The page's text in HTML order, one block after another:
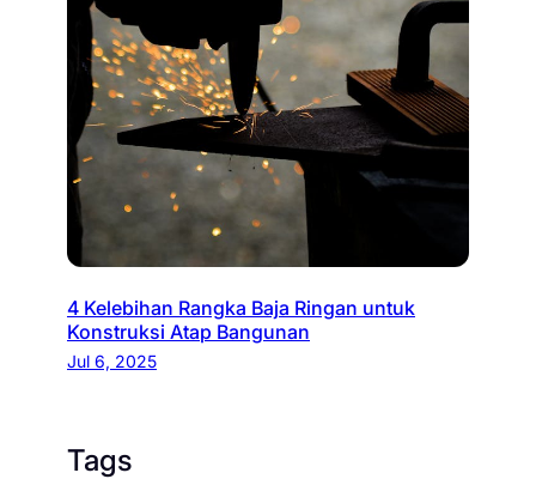
4 Kelebihan Rangka Baja Ringan untuk
Konstruksi Atap Bangunan
Jul 6, 2025
Tags